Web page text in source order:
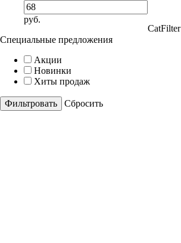
руб.
Специальные предложения
Акции
Новинки
Хиты продаж
Cбросить
CatFilter